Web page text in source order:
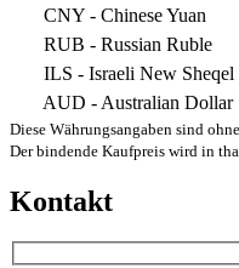
CNY - Chinese Yuan
RUB - Russian Ruble
ILS - Israeli New Sheqel
AUD - Australian Dollar
Diese Währungsangaben sind
Der bindende Kaufpreis wird in
Kontakt